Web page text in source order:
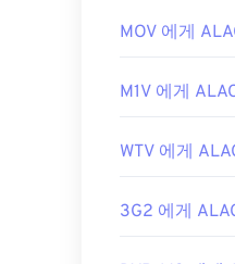
MOV 에게
M1V 에게
WTV 에게
3G2 에게